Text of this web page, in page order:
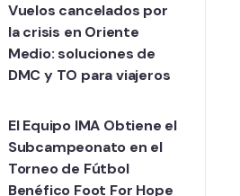
Vuelos cancelados por
la crisis en Oriente
Medio: soluciones de
DMC y TO para viajeros
El Equipo IMA Obtiene el
Subcampeonato en el
Torneo de Fútbol
Benéfico Foot For Hope